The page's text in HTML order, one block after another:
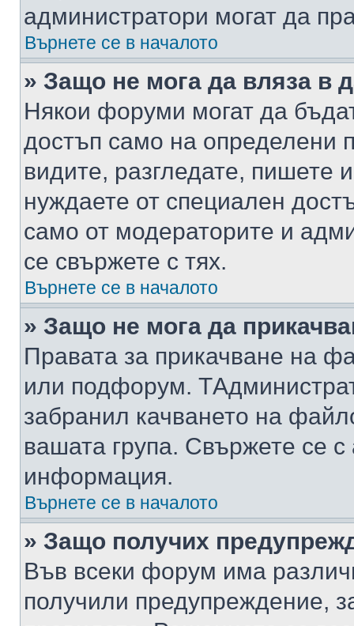
администратори могат да
Върнете се в началото
» Защо не мога да вляза в
Някои форуми могат да
достъп само на определени
видите, разгледате, пишете
нуждаете от специален
само от модераторите и
се свържете с тях.
Върнете се в началото
» Защо не мога да
Правата за прикачване на
или подфорум.
забранил качването на
вашата група. Свържете се
информация.
Върнете се в началото
» Защо получих
Във всеки форум има
получили предупреждение,